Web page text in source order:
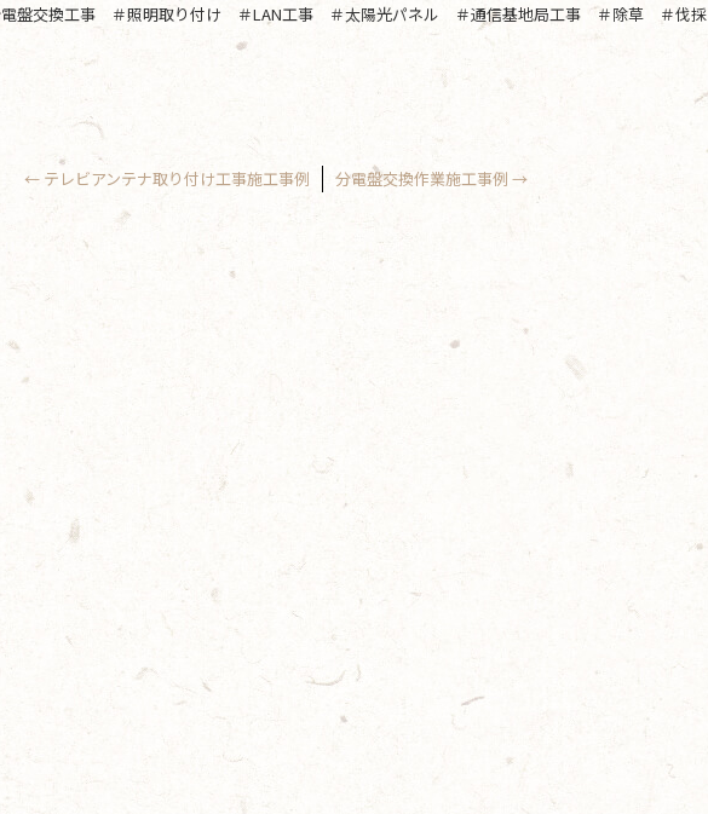
電盤交換工事 ＃照明取り付け ＃LAN工事 ＃太陽光パネル ＃通信基地局工事 ＃除草 ＃伐採
← テレビアンテナ取り付け工事施工事例 分電盤交換作業施工事例 →